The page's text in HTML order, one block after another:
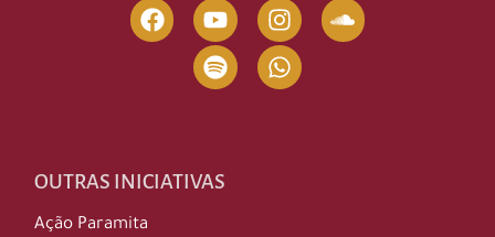
OUTRAS INICIATIVAS
Ação Paramita